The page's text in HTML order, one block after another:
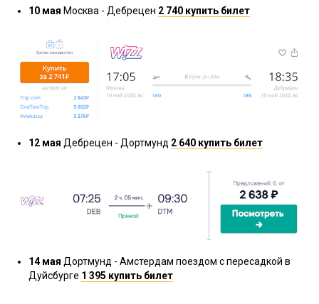
10 мая Москва - Дебрецен 2 740 купить билет
12 мая Дебрецен - Дортмунд 2 640 купить билет
14мая Дортмунд - Амстердам поездом с пересадкой в
Дуйсбурге 1 395 купить билет